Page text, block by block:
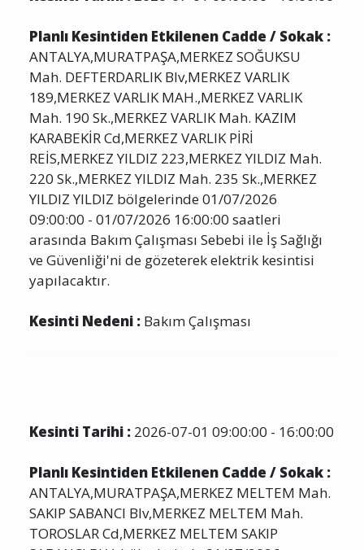
Planlı Kesintiden Etkilenen Cadde / Sokak :
ANTALYA,MURATPAŞA,MERKEZ SOĞUKSU
Mah. DEFTERDARLIK Blv,MERKEZ VARLIK
189,MERKEZ VARLIK MAH.,MERKEZ VARLIK
Mah. 190 Sk.,MERKEZ VARLIK Mah. KAZIM
KARABEKİR Cd,MERKEZ VARLIK PİRİ
REİS,MERKEZ YILDIZ 223,MERKEZ YILDIZ Mah.
220 Sk.,MERKEZ YILDIZ Mah. 235 Sk.,MERKEZ
YILDIZ YILDIZ bölgelerinde 01/07/2026
09:00:00 - 01/07/2026 16:00:00 saatleri
arasında Bakım Çalışması Sebebi ile İş Sağlığı
ve Güvenliği'ni de gözeterek elektrik kesintisi
yapılacaktır.
Kesinti Nedeni : Bakım Çalışması
Kesinti Tarihi : 2026-07-01 09:00:00 - 16:00:00
Planlı Kesintiden Etkilenen Cadde / Sokak :
ANTALYA,MURATPAŞA,MERKEZ MELTEM Mah.
SAKIP SABANCI Blv,MERKEZ MELTEM Mah.
TOROSLAR Cd,MERKEZ MELTEM SAKIP